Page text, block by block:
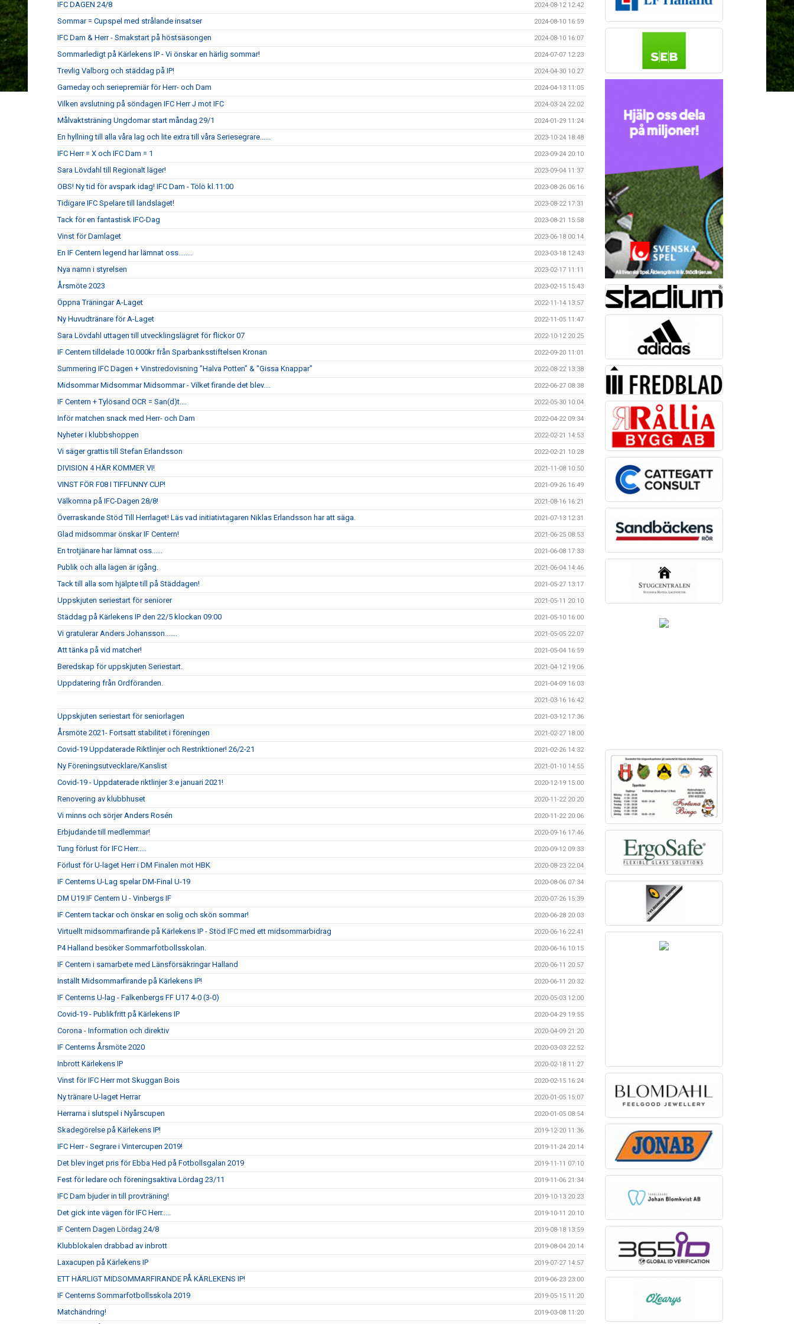
IFC DAGEN 24/8 2024-08-12 12:42
Sommar = Cupspel med strålande insatser 2024-08-10 16:59
IFC Dam & Herr - Smakstart på höstsäsongen 2024-08-10 16:07
Sommarledigt på Kärlekens IP - Vi önskar en härlig sommar! 2024-07-07 12:23
Trevlig Valborg och städdag på IP! 2024-04-30 10:27
Gameday och seriepremiär för Herr- och Dam 2024-04-13 11:05
Vilken avslutning på söndagen IFC Herr J mot IFC 2024-03-24 22:02
Målvaktsträning Ungdomar start måndag 29/1 2024-01-29 11:24
En hyllning till alla våra lag och lite extra till våra Seriesegrare...... 2023-10-24 18:48
IFC Herr = X och IFC Dam = 1 2023-09-24 20:10
Sara Lövdahl till Regionalt läger! 2023-09-04 11:37
OBS! Ny tid för avspark idag! IFC Dam - Tölö kl.11:00 2023-08-26 06:16
Tidigare IFC Spelare till landslaget! 2023-08-22 17:31
Tack för en fantastisk IFC-Dag 2023-08-21 15:58
Vinst för Damlaget 2023-06-18 00:14
En IF Centern legend har lämnat oss........ 2023-03-18 12:43
Nya namn i styrelsen 2023-02-17 11:11
Årsmöte 2023 2023-02-15 15:43
Öppna Träningar A-Laget 2022-11-14 13:57
Ny Huvudtränare för A-Laget 2022-11-05 11:47
Sara Lövdahl uttagen till utvecklingslägret för flickor 07 2022-10-12 20:25
IF Centern tilldelade 10.000kr från Sparbanksstiftelsen Kronan 2022-09-20 11:01
Summering IFC Dagen + Vinstredovisning "Halva Potten" & "Gissa Knappar" 2022-08-22 13:38
Midsommar Midsommar Midsommar - Vilket firande det blev.... 2022-06-27 08:38
IF Centern + Tylösand OCR = San(d)t.... 2022-05-30 10:04
Inför matchen snack med Herr- och Dam 2022-04-22 09:34
Nyheter i klubbshoppen 2022-02-21 14:53
Vi säger grattis till Stefan Erlandsson 2022-02-21 10:28
DIVISION 4 HÄR KOMMER VI! 2021-11-08 10:50
VINST FÖR F08 I TIFFUNNY CUP! 2021-09-26 16:49
Välkomna på IFC-Dagen 28/8! 2021-08-16 16:21
Överraskande Stöd Till Herrlaget! Läs vad initiativtagaren Niklas Erlandsson har att säga. 2021-07-13 12:31
Glad midsommar önskar IF Centern! 2021-06-25 08:53
En trotjänare har lämnat oss...... 2021-06-08 17:33
Publik och alla lagen är igång. 2021-06-04 14:46
Tack till alla som hjälpte till på Städdagen! 2021-05-27 13:17
Uppskjuten seriestart för seniorer 2021-05-11 20:10
Städdag på Kärlekens IP den 22/5 klockan 09:00 2021-05-10 16:00
Vi gratulerar Anders Johansson....... 2021-05-05 22:07
Att tänka på vid matcher! 2021-05-04 16:59
Beredskap för uppskjuten Seriestart. 2021-04-12 19:06
Uppdatering från Ordföranden. 2021-04-09 16:03
2021-03-16 16:42
Uppskjuten seriestart för seniorlagen 2021-03-12 17:36
Årsmöte 2021- Fortsatt stabilitet i föreningen 2021-02-27 18:00
Covid-19 Uppdaterade Riktlinjer och Restriktioner! 26/2-21 2021-02-26 14:32
Ny Föreningsutvecklare/Kanslist 2021-01-10 14:55
Covid-19 - Uppdaterade riktlinjer 3:e januari 2021! 2020-12-19 15:00
Renovering av klubbhuset 2020-11-22 20:20
Vi minns och sörjer Anders Rosén 2020-11-22 20:06
Erbjudande till medlemmar! 2020-09-16 17:46
Tung förlust för IFC Herr..... 2020-09-12 09:33
Förlust för U-laget Herr i DM Finalen mot HBK 2020-08-23 22:04
IF Centerns U-Lag spelar DM-Final U-19 2020-08-06 07:34
DM U19 IF Centern U - Vinbergs IF 2020-07-26 15:39
IF Centern tackar och önskar en solig och skön sommar! 2020-06-28 20:03
Virtuellt midsommarfirande på Kärlekens IP - Stöd IFC med ett midsommarbidrag 2020-06-16 22:41
P4 Halland besöker Sommarfotbollsskolan. 2020-06-16 10:15
IF Centern i samarbete med Länsförsäkringar Halland 2020-06-11 20:57
Inställt Midsommarfirande på Kärlekens IP! 2020-06-11 20:32
IF Centerns U-lag - Falkenbergs FF U17 4-0 (3-0) 2020-05-03 12:00
Covid-19 - Publikfritt på Kärlekens IP 2020-04-29 19:55
Corona - Information och direktiv 2020-04-09 21:20
IF Centerns Årsmöte 2020 2020-03-03 22:52
Inbrott Kärlekens IP 2020-02-18 11:27
Vinst för IFC Herr mot Skuggan Bois 2020-02-15 16:24
Ny tränare U-laget Herrar 2020-01-05 15:07
Herrarna i slutspel i Nyårscupen 2020-01-05 08:54
Skadegörelse på Kärlekens IP! 2019-12-20 11:36
IFC Herr - Segrare i Vintercupen 2019! 2019-11-24 20:14
Det blev inget pris för Ebba Hed på Fotbollsgalan 2019 2019-11-11 07:10
Fest för ledare och föreningsaktiva Lördag 23/11 2019-11-06 21:34
IFC Dam bjuder in till provträning! 2019-10-13 20:23
Det gick inte vägen för IFC Herr..... 2019-10-11 20:10
IF Centern Dagen Lördag 24/8 2019-08-18 13:59
Klubblokalen drabbad av inbrott 2019-08-04 20:14
Laxacupen på Kärlekens IP 2019-07-27 14:57
ETT HÄRLIGT MIDSOMMARFIRANDE PÅ KÄRLEKENS IP! 2019-06-23 23:00
IF Centerns Sommarfotbollsskola 2019 2019-05-15 11:20
Matchändring! 2019-03-08 11:20